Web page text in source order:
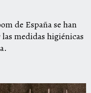
de España se han
medidas higiénicas